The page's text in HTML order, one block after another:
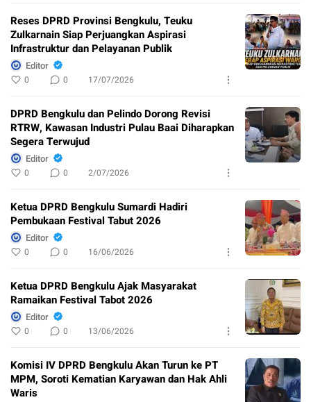
Reses DPRD Provinsi Bengkulu, Teuku
Zulkarnain Siap Perjuangkan Aspirasi
Infrastruktur dan Pelayanan Publik
Editor
0 0 17/07/2026
DPRD Bengkulu dan Pelindo Dorong Revisi
RTRW, Kawasan Industri Pulau Baai Diharapkan
Segera Terwujud
Editor
0 0 2/07/2026
Ketua DPRD Bengkulu Sumardi Hadiri
Pembukaan Festival Tabut 2026
Editor
0 0 16/06/2026
Ketua DPRD Bengkulu Ajak Masyarakat
Ramaikan Festival Tabot 2026
Editor
0 0 13/06/2026
Komisi IV DPRD Bengkulu Akan Turun ke PT
MPM, Soroti Kematian Karyawan dan Hak Ahli
Waris